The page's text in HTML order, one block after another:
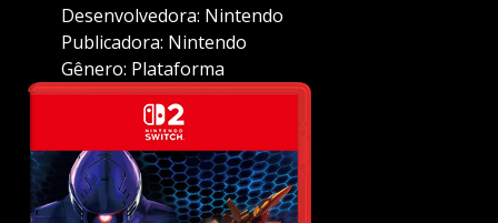
Desenvolvedora: Nintendo
Publicadora: Nintendo
Gênero: Plataforma